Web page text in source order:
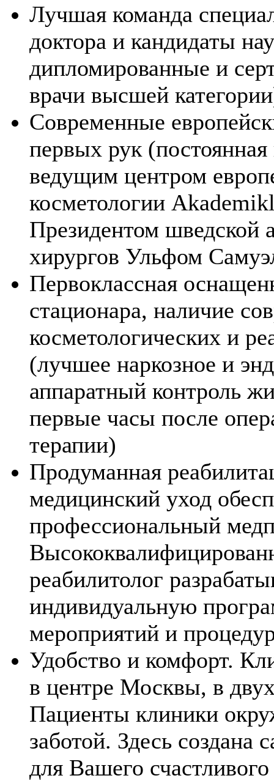
Лучшая команда
доктора и кандидаты
дипломированные и
врачи высшей
Современные
первых рук
ведущим центром
косметологии
Президентом шведской
хирургов Ульфом
Первоклассная
стационара, наличие
косметологических и
(лучшее наркозное и
аппаратный контроль
первые часы после
терапии)
Продуманная
медицинский уход
профессиональный
реабилитолог
индивидуальную
мероприятий и
Удобство и комфорт.
в центре Москвы, в
Пациенты клиники
заботой. Здесь создана
для Вашего